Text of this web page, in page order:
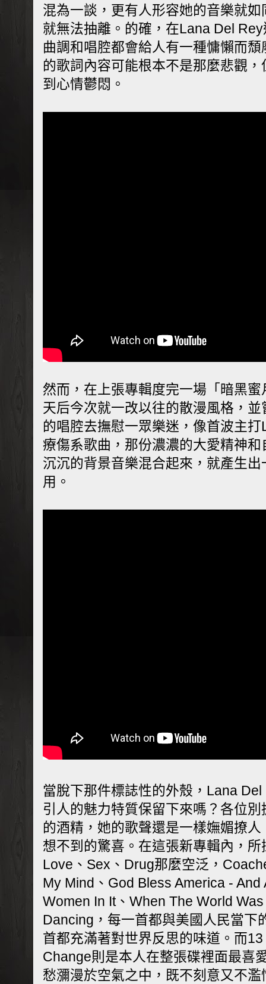
混為一談，更有人形容她的音樂就
就無法抽離。的確，在Lana Del
曲調和唱腔都會給人有一種慵懶而
的歌詞內容可能根本不是那麼悲觀
到心情鬱悶。
然而，在上張專輯度完一場「暗黑
天后今次就一改以往的散漫風格，
的唱腔去撫慰一眾樂迷，像首波主
療傷系歌曲，那份濃濃的大愛精神
沉沉的背景音樂混合起來，就產生
用。
當脫下那件標誌性的外殼，Lana
引人的魅力特質保留下來嗎？各位
的酒精，她的歌聲還是一樣嫵媚撩
想不到的驚喜。在這張新專輯內，
Love、Sex、Drug那麼空泛，
My Mind、God Bless America - And
Women In It、When The World
Dancing，每一首都與美國人民當下
首都充滿著對世界反思的味道。而
Change則是本人在整張碟裡面最喜
愁瀰漫於空氣之中，既不刻意又不